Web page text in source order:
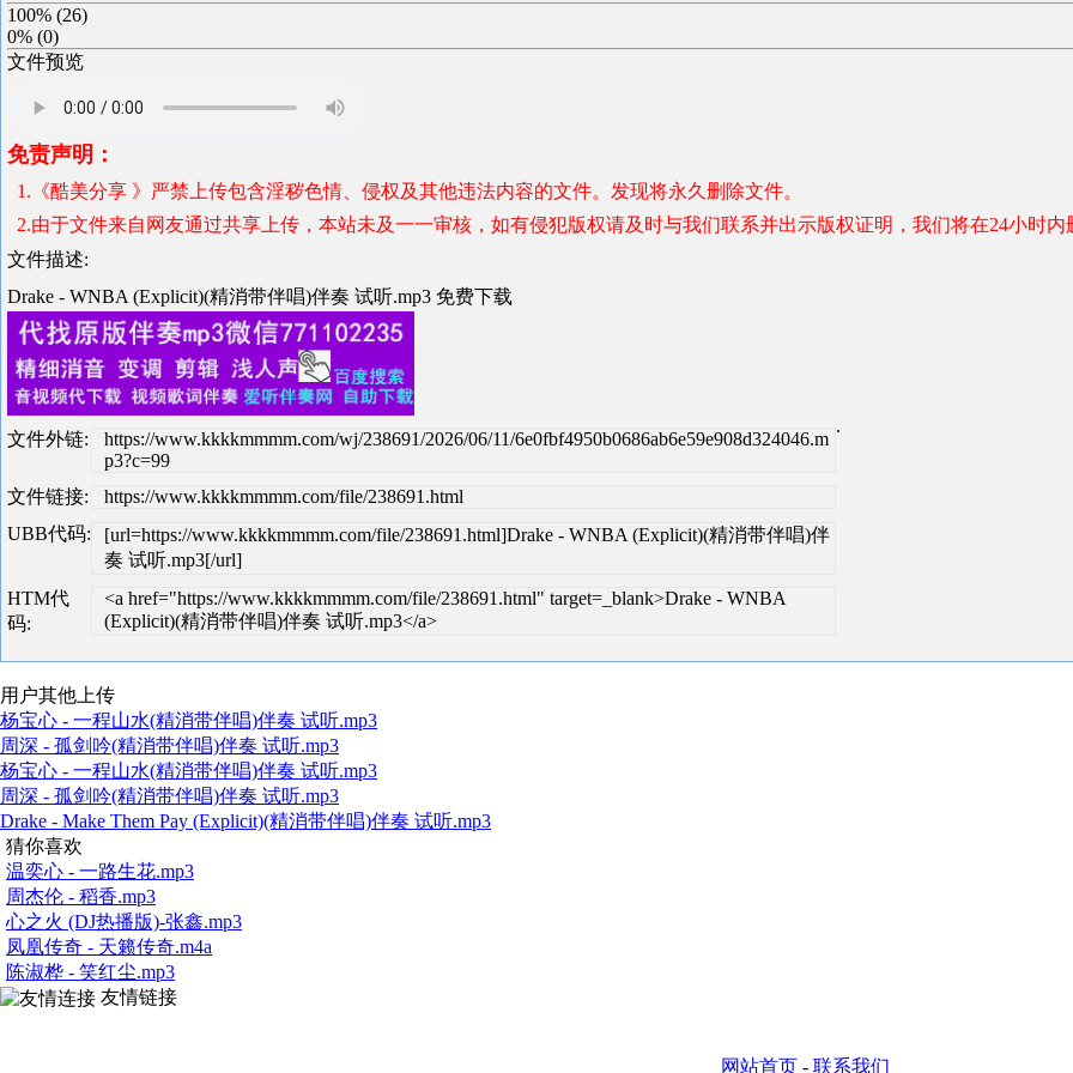
100% (26)
0% (0)
文件预览
免责声明：
1.《酷美分享 》严禁上传包含淫秽色情、侵权及其他违法内容的文件。发现将永久删除文件。
2.由于文件来自网友通过共享上传，本站未及一一审核，如有侵犯版权请及时与我们联系并出示版权证明，我们将在24小时内
文件描述:
Drake - WNBA (Explicit)(精消带伴唱)伴奏 试听.mp3 免费下载
文件外链:
https://www.kkkkmmmm.com/wj/238691/2026/06/11/6e0fbf4950b0686ab6e59e908d324046.m
p3?c=99
文件链接:
https://www.kkkkmmmm.com/file/238691.html
UBB代码:
[url=https://www.kkkkmmmm.com/file/238691.html]Drake - WNBA (Explicit)(精消带伴唱)伴
奏 试听.mp3[/url]
HTM代
码:
<a href="https://www.kkkkmmmm.com/file/238691.html" target=_blank>Drake - WNBA
(Explicit)(精消带伴唱)伴奏 试听.mp3</a>
.
用户其他上传
杨宝心 - 一程山水(精消带伴唱)伴奏 试听.mp3
周深 - 孤剑吟(精消带伴唱)伴奏 试听.mp3
杨宝心 - 一程山水(精消带伴唱)伴奏 试听.mp3
周深 - 孤剑吟(精消带伴唱)伴奏 试听.mp3
Drake - Make Them Pay (Explicit)(精消带伴唱)伴奏 试听.mp3
猜你喜欢
温奕心 - 一路生花.mp3
周杰伦 - 稻香.mp3
心之火 (DJ热播版)-张鑫.mp3
凤凰传奇 - 天籁传奇.m4a
陈淑桦 - 笑红尘.mp3
友情链接
网站首页- 联系我们